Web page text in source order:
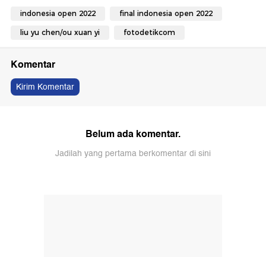
indonesia open 2022 final indonesia open 2022
liu yu chen/ou xuan yi fotodetikcom
Komentar
Kirim Komentar
Belum ada komentar.
Jadilah yang pertama berkomentar di sini